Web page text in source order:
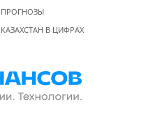
ПРОГНОЗЫ
КАЗАХСТАН В ЦИФРАХ